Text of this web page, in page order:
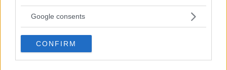
not limited to your visit or usage behaviour. You may click to
use your data for below specified purposes in below Google
consent section.
Google consents
CONFIRM
Annons: